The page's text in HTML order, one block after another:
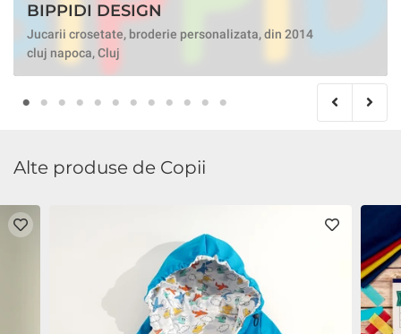
BIPPIDI DESIGN
Jucarii crosetate, broderie personalizata, din 2014
cluj napoca, Cluj
Alte produse de Copii